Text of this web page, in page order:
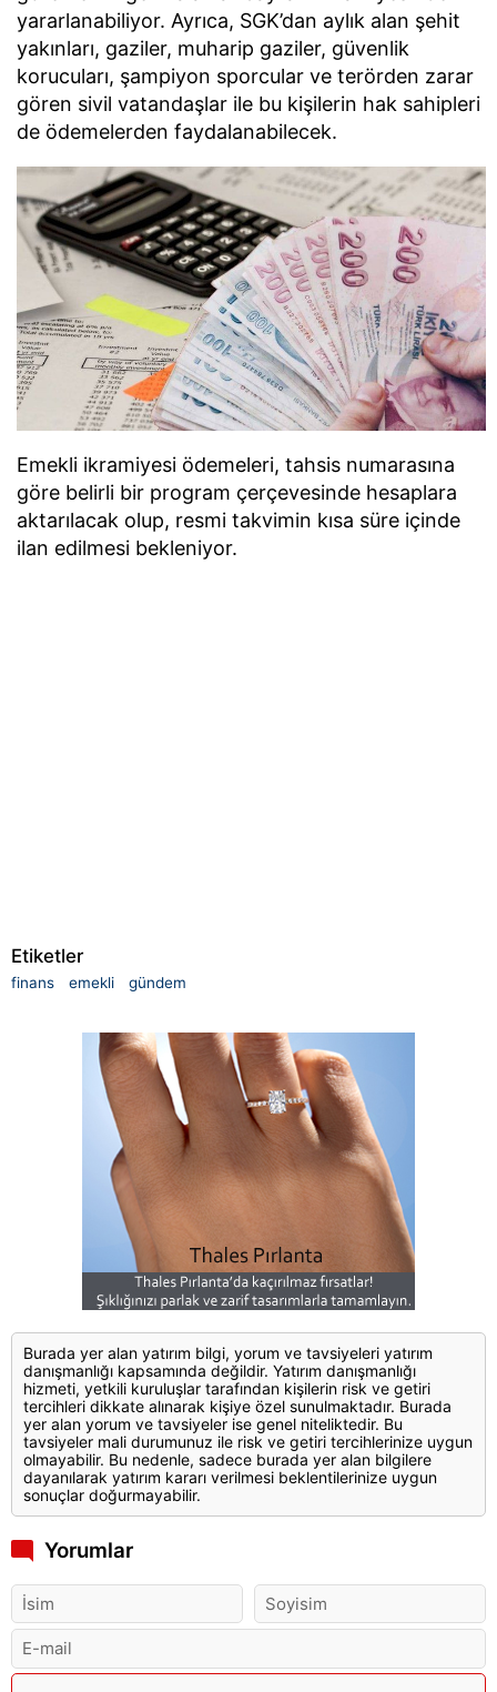
yararlanabiliyor. Ayrıca, SGK’dan aylık alan şehit
yakınları, gaziler, muharip gaziler, güvenlik
korucuları, şampiyon sporcular ve terörden zarar
gören sivil vatandaşlar ile bu kişilerin hak sahipleri
de ödemelerden faydalanabilecek.
Emekli ikramiyesi ödemeleri, tahsis numarasına
göre belirli bir program çerçevesinde hesaplara
aktarılacak olup, resmi takvimin kısa süre içinde
ilan edilmesi bekleniyor.
Etiketler
finans emekli gündem
Burada yer alan yatırım bilgi, yorum ve tavsiyeleri yatırım
danışmanlığı kapsamında değildir. Yatırım danışmanlığı
hizmeti, yetkili kuruluşlar tarafından kişilerin risk ve getiri
tercihleri dikkate alınarak kişiye özel sunulmaktadır. Burada
yer alan yorum ve tavsiyeler ise genel niteliktedir. Bu
tavsiyeler mali durumunuz ile risk ve getiri tercihlerinize uygun
olmayabilir. Bu nedenle, sadece burada yer alan bilgilere
dayanılarak yatırım kararı verilmesi beklentilerinize uygun
sonuçlar doğurmayabilir.
Yorumlar